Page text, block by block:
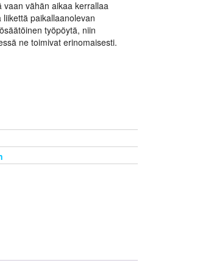
vaan vähän aikaa kerrallaa
paikallaanolevan
työpöytä, niin
ne toimivat erinomaisesti.